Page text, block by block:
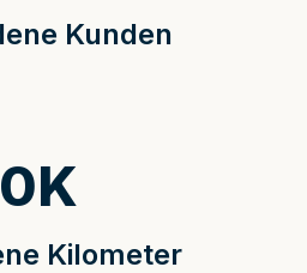
Kunden
Kilometer
0K